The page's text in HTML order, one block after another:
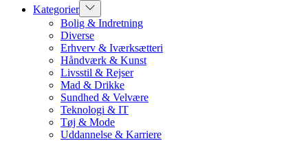
Kategorier Show
sub
menu
Bolig & Indretning
Diverse
Erhverv & Iværksætteri
Håndværk & Kunst
Livsstil & Rejser
Mad & Drikke
Sundhed & Velvære
Teknologi & IT
Tøj & Mode
Uddannelse & Karriere